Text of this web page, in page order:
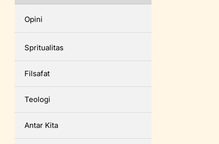
Opini
Spritualitas
Filsafat
Teologi
Antar Kita